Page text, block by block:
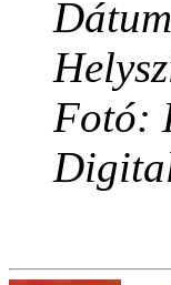
Fotó: